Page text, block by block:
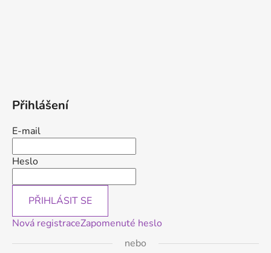
Přihlášení
E-mail
Heslo
PŘIHLÁSIT SE
Nová registraceZapomenuté heslo
nebo